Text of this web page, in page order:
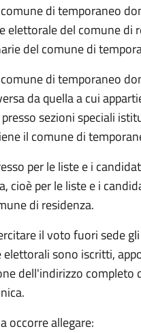
di temporaneo
elettorale del comune
del comune di
di temporaneo
da quella a cui
sezioni speciali
il comune di
per le liste e i
cioè per le liste e i
di residenza.
il voto fuori sede
elettorali sono iscritti,
dell'indirizzo
occorre allegare: